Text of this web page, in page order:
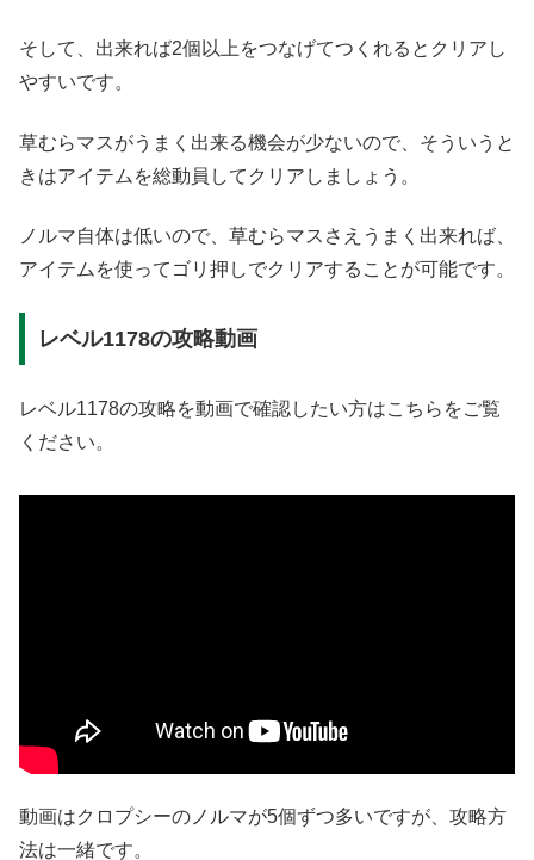
そして、出来れば2個以上をつなげてつくれるとクリアし
やすいです。
草むらマスがうまく出来る機会が少ないので、そういうと
きはアイテムを総動員してクリアしましょう。
ノルマ自体は低いので、草むらマスさえうまく出来れば、
アイテムを使ってゴリ押しでクリアすることが可能です。
レベル1178の攻略動画
レベル1178の攻略を動画で確認したい方はこちらをご覧
ください。
動画はクロプシーのノルマが5個ずつ多いですが、攻略方
法は一緒です。